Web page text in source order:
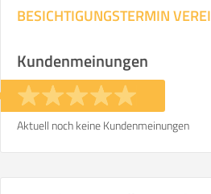
BESICHTIGUNGSTERMIN
Kundenmeinungen
Aktuell noch keine Kundenmeinungen